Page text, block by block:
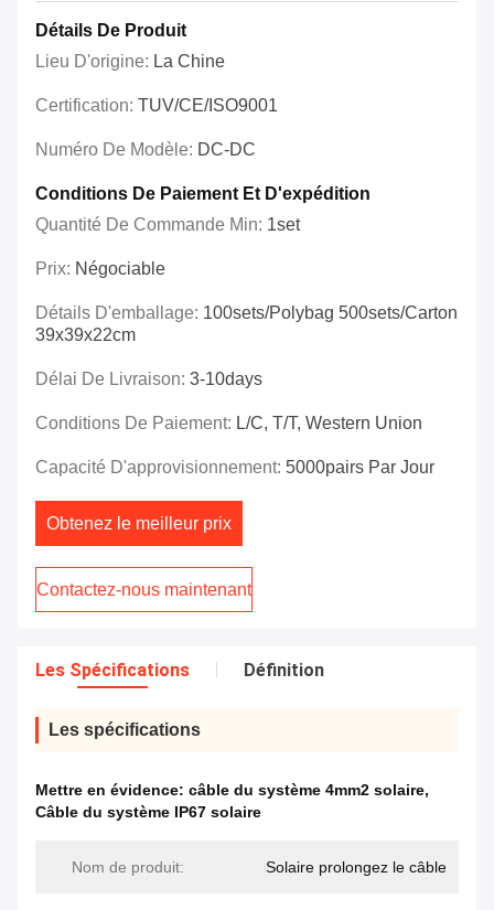
Détails De Produit
Lieu D'origine: La Chine
Certification: TUV/CE/ISO9001
Numéro De Modèle: DC-DC
Conditions De Paiement Et D'expédition
Quantité De Commande Min: 1set
Prix: Négociable
Détails D'emballage: 100sets/polybag 500sets/carton
39x39x22cm
Délai De Livraison: 3-10days
Conditions De Paiement: L/C, T/T, Western Union
Capacité D'approvisionnement: 5000pairs Par Jour
Obtenez le meilleur prix
Contactez-nous maintenant
Les Spécifications Définition
Les spécifications
Mettre en évidence: câble du système 4mm2 solaire,
Câble du système IP67 solaire
Nom de produit: Solaire prolongez le câble